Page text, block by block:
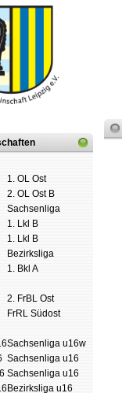
1. OL Ost
2. OL Ost B
Sachsenliga
1. Lkl B
1. Lkl B
Bezirksliga
1. Bkl A
2. FrBL Ost
FrRL Südost
Sachsenliga u16w
Sachsenliga u16
Sachsenliga u16
Bezirksliga u16